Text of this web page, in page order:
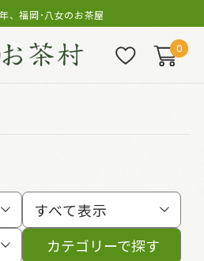
、福岡･八女のお茶屋
0
すべて表示
カテゴリーで探す